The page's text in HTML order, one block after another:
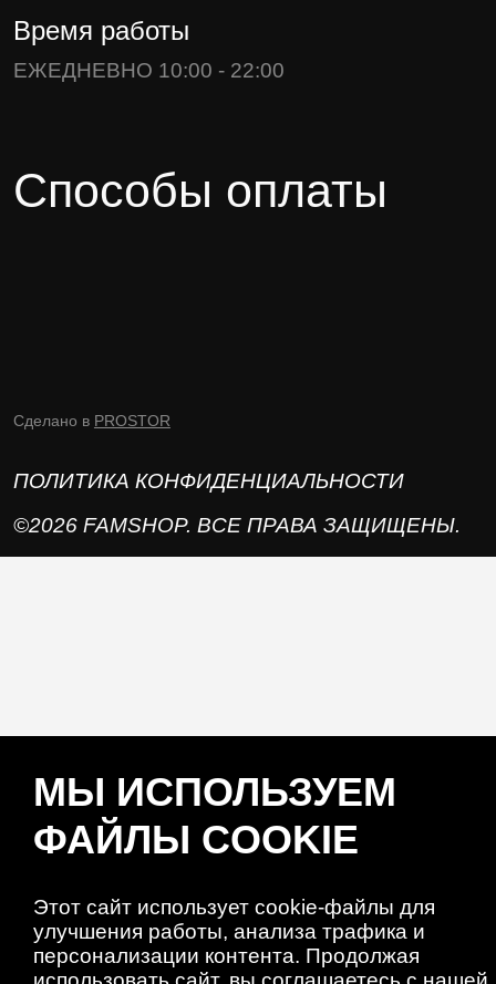
Время работы
ЕЖЕДНЕВНО 10:00 - 22:00
Способы оплаты
Сделано в PROSTOR
ПОЛИТИКА КОНФИДЕНЦИАЛЬНОСТИ
©2026 FAMSHOP. ВСЕ ПРАВА ЗАЩИЩЕНЫ.
МЫ ИСПОЛЬЗУЕМ
ФАЙЛЫ COOKIE
Этот сайт использует cookie-файлы для
улучшения работы, анализа трафика и
персонализации контента. Продолжая